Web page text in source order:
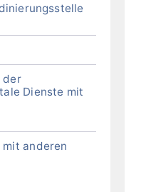
der
Dienste mit
anderen